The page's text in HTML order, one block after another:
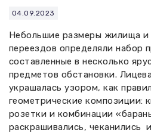
04.09.2023
Небольшие размеры жилища и
переездов определяли набор
составленные в несколько
предметов обстановки.
украшалась узором, как
геометрические композиции:
розетки и комбинации
раскрашивались, чеканились